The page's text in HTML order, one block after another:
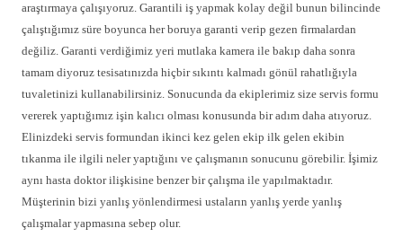
araştırmaya çalışıyoruz. Garantili iş yapmak kolay değil bunun bilincinde
çalıştığımız süre boyunca her boruya garanti verip gezen firmalardan
değiliz. Garanti verdiğimiz yeri mutlaka kamera ile bakıp daha sonra
tamam diyoruz tesisatınızda hiçbir sıkıntı kalmadı gönül rahatlığıyla
tuvaletinizi kullanabilirsiniz. Sonucunda da ekiplerimiz size servis formu
vererek yaptığımız işin kalıcı olması konusunda bir adım daha atıyoruz.
Elinizdeki servis formundan ikinci kez gelen ekip ilk gelen ekibin
tıkanma ile ilgili neler yaptığını ve çalışmanın sonucunu görebilir. İşimiz
aynı hasta doktor ilişkisine benzer bir çalışma ile yapılmaktadır.
Müşterinin bizi yanlış yönlendirmesi ustaların yanlış yerde yanlış
çalışmalar yapmasına sebep olur.